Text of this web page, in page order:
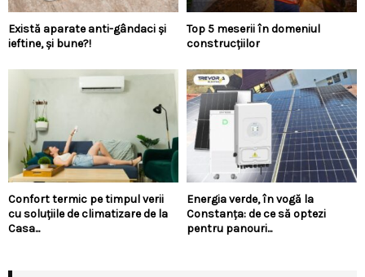
Există aparate anti-gândaci și
ieftine, și bune?!
Top 5 meserii în domeniul
construcțiilor
Confort termic pe timpul verii
cu soluțiile de climatizare de la
Casa...
Energia verde, în vogă la
Constanța: de ce să optezi
pentru panouri...